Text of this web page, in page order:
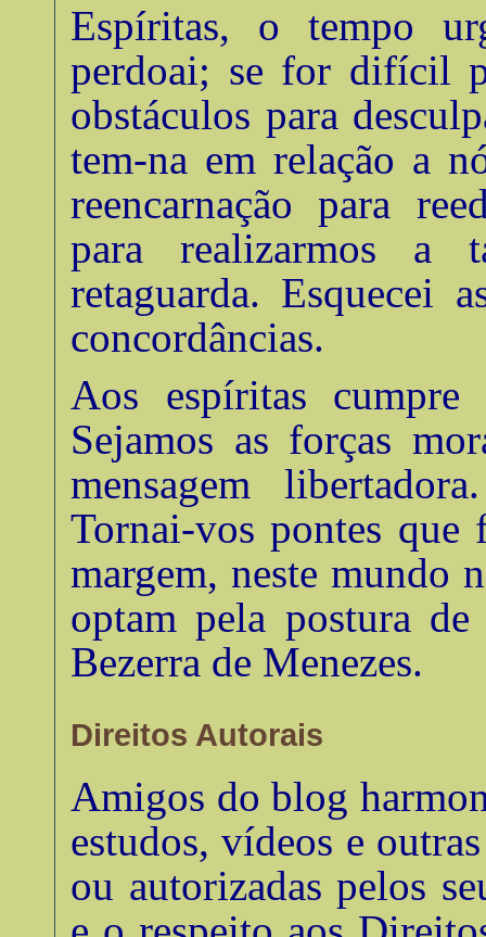
Espíritas, o tempo
perdoai; se for difícil
obstáculos para
tem-na em relação a
reencarnação para
para realizarmos a
retaguarda. Esquecei
concordâncias.
Aos espíritas
Sejamos as forças
mensagem
Tornai-vos pontes que
margem, neste mundo
optam pela postura
Bezerra de Menezes.
Direitos Autorais
Amigos do blog
estudos, vídeos e
ou autorizadas pelos